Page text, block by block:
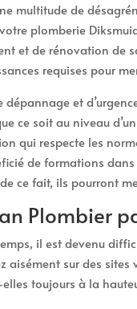
multitude de
plomberie
et de rénovation de
requises pour
dépannage et
ce soit au niveau
qui respecte les
de formations
ce fait, ils pourront
Plombier
il est devenu
aisément sur des
toujours à la